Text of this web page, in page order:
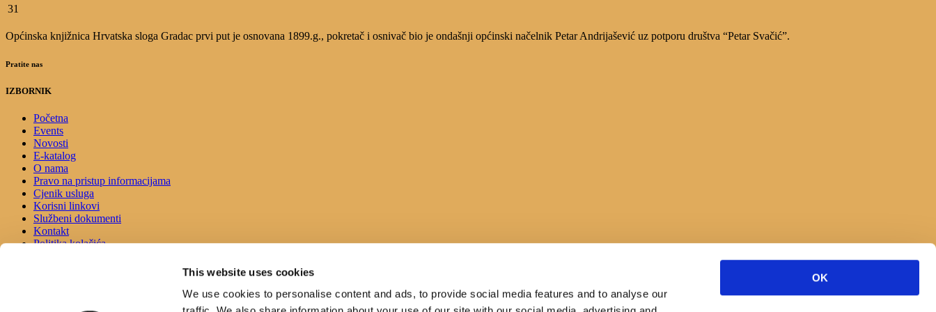
This website uses cookies
We use cookies to personalise content and ads, to provide social media features and to analyse our
OK
31
Općinska knjižnica Hrvatska sloga Gradac prvi put je osnovana 1899.g., pokretač i osnivač bio je ondašnji općinski načelnik Petar Andrijašević uz potporu društva “Petar Svačić”.
Pratite nas
IZBORNIK
Početna
Events
Novosti
E-katalog
O nama
Pravo na pristup informacijama
Cjenik usluga
Korisni linkovi
Službeni dokumenti
Kontakt
Politika kolačića